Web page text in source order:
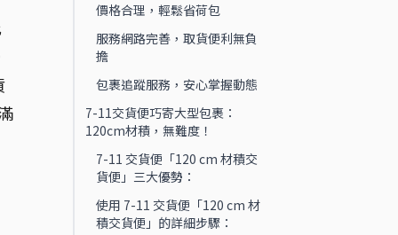
價格合理，輕鬆省荷包
服務網路完善，取貨便利無負
擔
包裹追蹤服務，安心掌握動態
7-11交貨便巧寄大型包裹：
120cm材積，無難度！
7-11 交貨便「120 cm 材積交
貨便」三大優勢：
使用 7-11 交貨便「120 cm 材
積交貨便」的詳細步驟：